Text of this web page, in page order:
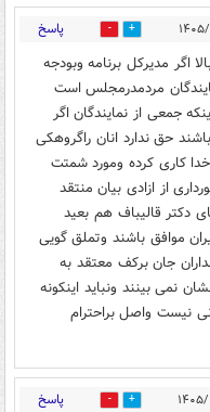
0 پاسخ
اگر مدیرکل برنامه وبودجه
مردمدرمجلس است
جمعی از نمایندگان اگر
حق ندارد انان راگروهکی
کاری کرده ومورد شمتت
از ازادی بیان منتقد
دکتر قالیباف هم بعید
موافق باشند وتملق گویی
جان برکف معتقد به
نمی بینند ونباید اینکونه
نیست واصل براحترام
1 پاسخ